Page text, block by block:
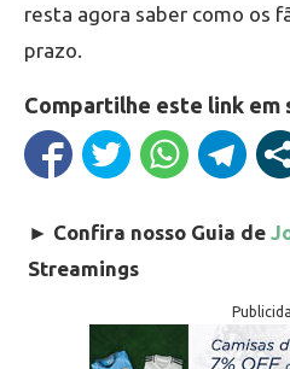
resta agora saber como os
prazo.
Compartilhe este link em
► Confira nosso Guia de
Streamings